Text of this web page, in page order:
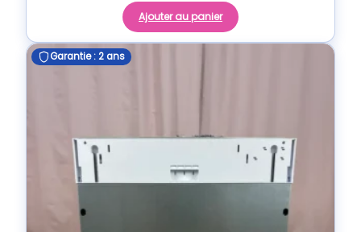
Ajouter au panier
Garantie : 2 ans